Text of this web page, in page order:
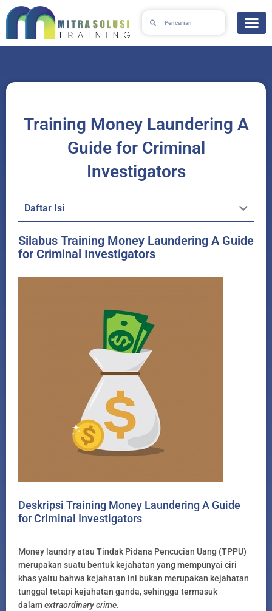
Skip
to
Training Money Laundering A
Guide for Criminal
Investigators
Daftar Isi
Silabus Training Money Laundering A Guide
for Criminal Investigators
Deskripsi Training Money Laundering A Guide
for Criminal Investigators
Money laundry atau Tindak Pidana Pencucian Uang (TPPU)
merupakan suatu bentuk kejahatan yang mempunyai ciri
khas yaitu bahwa kejahatan ini bukan merupakan kejahatan
tunggal tetapi kejahatan ganda, sehingga termasuk
dalamextraordinary crime.